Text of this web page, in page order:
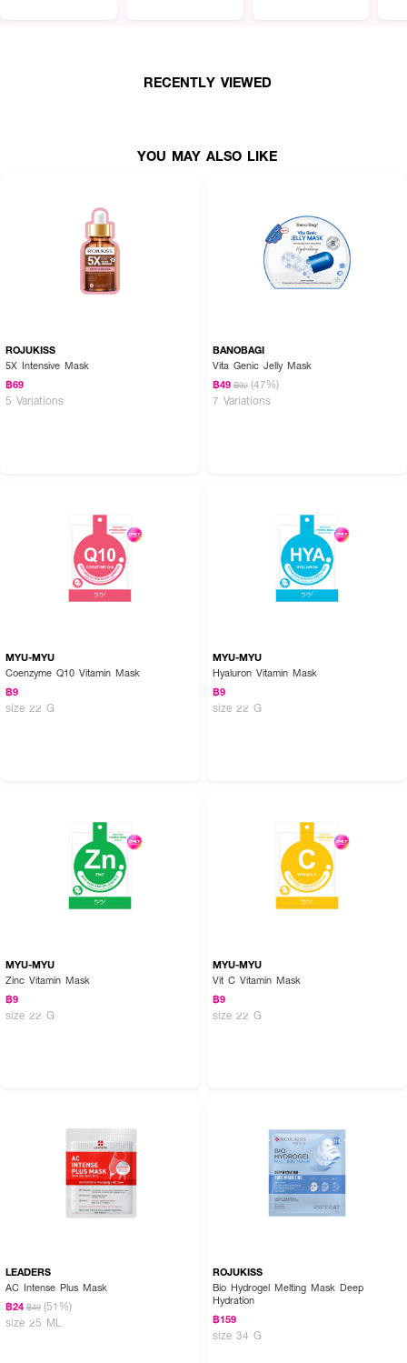
RECENTLY VIEWED
YOU MAY ALSO LIKE
ROJUKISS
5X Intensive Mask
฿69
5 Variations
BANOBAGI
Vita Genic Jelly Mask
฿49 ฿92 (47%)
7 Variations
MYU-MYU
Coenzyme Q10 Vitamin Mask
฿9
size 22 G
MYU-MYU
Hyaluron Vitamin Mask
฿9
size 22 G
MYU-MYU
Zinc Vitamin Mask
฿9
size 22 G
MYU-MYU
Vit C Vitamin Mask
฿9
size 22 G
LEADERS
AC Intense Plus Mask
฿24 ฿49 (51%)
size 25 ML
ROJUKISS
Bio Hydrogel Melting Mask Deep
Hydration
฿159
size 34 G